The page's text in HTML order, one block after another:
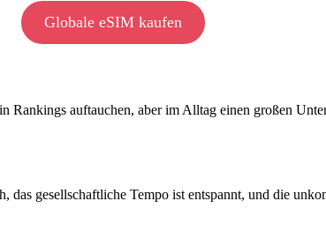
Globale eSIM kaufen
auftauchen, aber im Alltag einen großen
gesellschaftliche Tempo ist entspannt, und die